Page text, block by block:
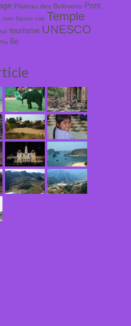
Plateau des Bolovens Pont
siam Square soie Temple
tourisme UNESCO
île